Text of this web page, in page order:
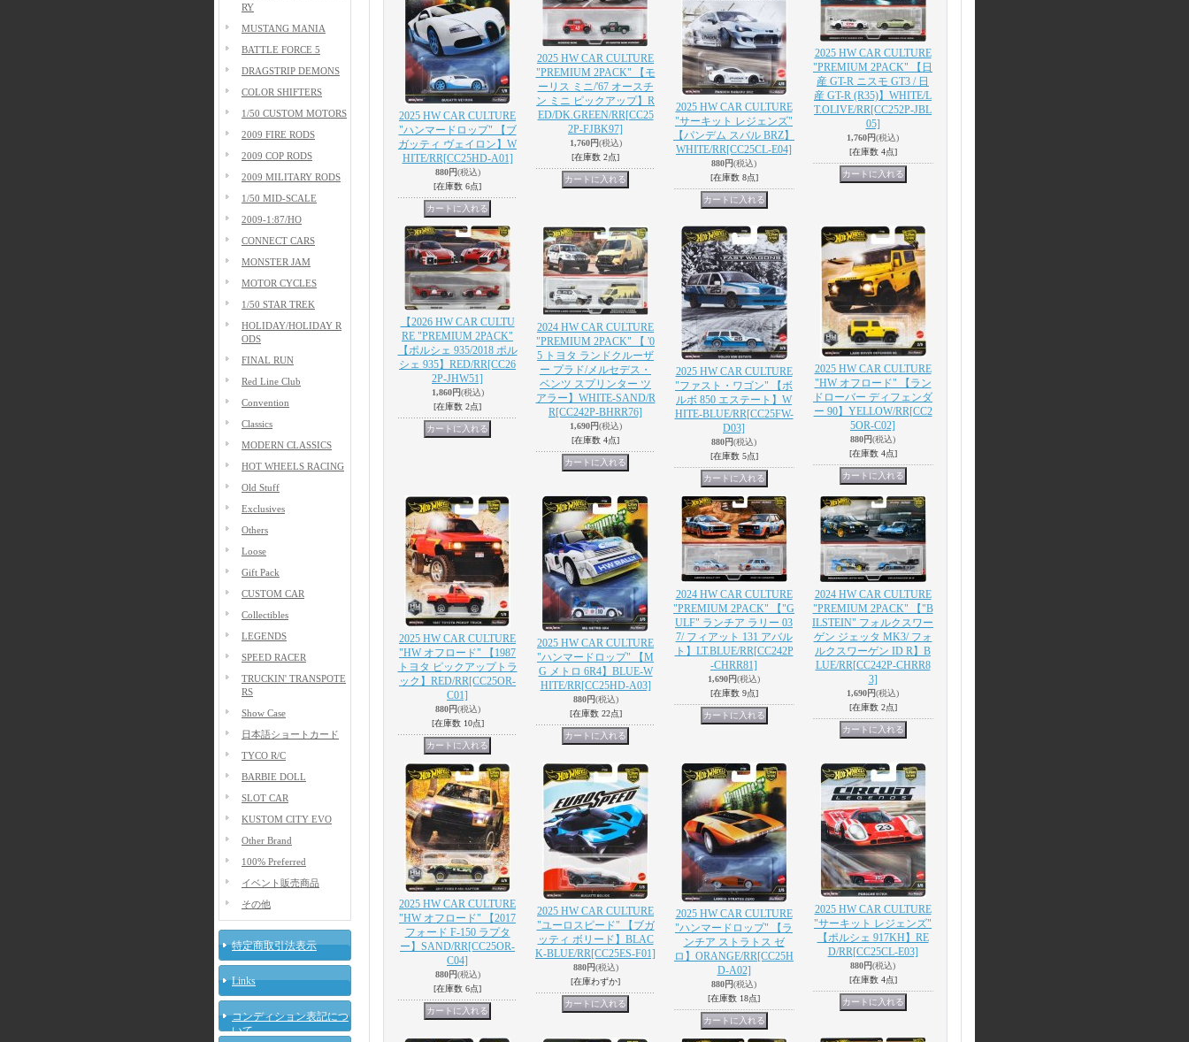
RY
MUSTANG MANIA
BATTLE FORCE 5
DRAGSTRIP DEMONS
COLOR SHIFTERS
1/50 CUSTOM MOTORS
2009 FIRE RODS
2009 COP RODS
2009 MILITARY RODS
1/50 MID-SCALE
2009-1:87/HO
CONNECT CARS
MONSTER JAM
MOTOR CYCLES
1/50 STAR TREK
HOLIDAY/HOLIDAY R
ODS
FINAL RUN
Red Line Club
Convention
Classics
MODERN CLASSICS
HOT WHEELS RACING
Old Stuff
Exclusives
Others
Loose
Gift Pack
CUSTOM CAR
Collectibles
LEGENDS
SPEED RACER
TRUCKIN' TRANSPOTE
RS
Show Case
日本語ショートカード
TYCO R/C
BARBIE DOLL
SLOT CAR
KUSTOM CITY EVO
Other Brand
100% Preferred
イベント販売商品
その他
特定商取引法表示
Links
コンディション表記につ
いて
2025 HW CAR CULTURE
"ハンマードロップ" 【ブ
ガッティ ヴェイロン】W
HITE/RR[CC25HD-A01]
880円(税込)
[在庫数 6点]
2025 HW CAR CULTURE
"PREMIUM 2PACK" 【モ
ーリス ミニ/'67 オースチ
ン ミニ ピックアップ】R
ED/DK.GREEN/RR[CC25
2P-FJBK97]
1,760円(税込)
[在庫数 2点]
2025 HW CAR CULTURE
"サーキット レジェンズ"
【パンデム スバル BRZ】
WHITE/RR[CC25CL-E04]
880円(税込)
[在庫数 8点]
2025 HW CAR CULTURE
"PREMIUM 2PACK" 【日
産 GT-R ニスモ GT3 / 日
産 GT-R (R35)】WHITE/L
T.OLIVE/RR[CC252P-JBL
05]
1,760円(税込)
[在庫数 4点]
【2026 HW CAR CULTU
RE "PREMIUM 2PACK"
【ポルシェ 935/2018 ポル
シェ 935】RED/RR[CC26
2P-JHW51]
1,860円(税込)
[在庫数 2点]
2024 HW CAR CULTURE
"PREMIUM 2PACK" 【 '0
5 トヨタ ランドクルーザ
ー プラド/メルセデス・
ベンツ スプリンター ツ
アラー】WHITE-SAND/R
R[CC242P-BHRR76]
1,690円(税込)
[在庫数 4点]
2025 HW CAR CULTURE
"ファスト・ワゴン" 【ボ
ルボ 850 エステート】W
HITE-BLUE/RR[CC25FW-
D03]
880円(税込)
[在庫数 5点]
2025 HW CAR CULTURE
"HW オフロード" 【ラン
ドローバー ディフェンダ
ー 90】YELLOW/RR[CC2
5OR-C02]
880円(税込)
[在庫数 4点]
2025 HW CAR CULTURE
"HW オフロード" 【1987
トヨタ ピックアップトラ
ック】RED/RR[CC25OR-
C01]
880円(税込)
[在庫数 10点]
2025 HW CAR CULTURE
"ハンマードロップ" 【M
G メトロ 6R4】BLUE-W
HITE/RR[CC25HD-A03]
880円(税込)
[在庫数 22点]
2024 HW CAR CULTURE
"PREMIUM 2PACK" 【"G
ULF" ランチア ラリー 03
7/ フィアット 131 アバル
ト】LT.BLUE/RR[CC242P
-CHRR81]
1,690円(税込)
[在庫数 9点]
2024 HW CAR CULTURE
"PREMIUM 2PACK" 【"B
ILSTEIN" フォルクスワー
ゲン ジェッタ MK3/ フォ
ルクスワーゲン ID R】B
LUE/RR[CC242P-CHRR8
3]
1,690円(税込)
[在庫数 2点]
2025 HW CAR CULTURE
"HW オフロード" 【2017
フォード F-150 ラプタ
ー】SAND/RR[CC25OR-
C04]
880円(税込)
[在庫数 6点]
2025 HW CAR CULTURE
"ユーロスピード" 【ブガ
ッティ ボリード】BLAC
K-BLUE/RR[CC25ES-F01]
880円(税込)
[在庫わずか]
2025 HW CAR CULTURE
"ハンマードロップ" 【ラ
ンチア ストラトス ゼ
ロ】ORANGE/RR[CC25H
D-A02]
880円(税込)
[在庫数 18点]
2025 HW CAR CULTURE
"サーキット レジェンズ"
【ポルシェ 917KH】RE
D/RR[CC25CL-E03]
880円(税込)
[在庫数 4点]